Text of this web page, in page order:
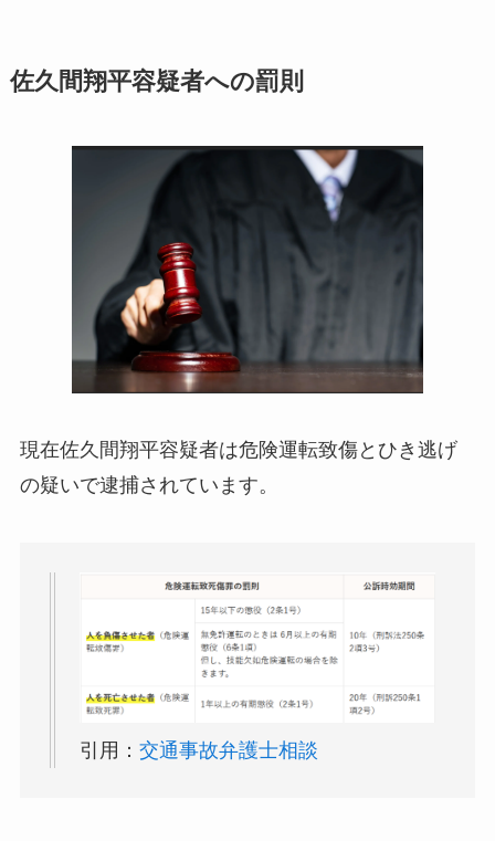
佐久間翔平容疑者への罰則
現在佐久間翔平容疑者は危険運転致傷とひき逃げ
の疑いで逮捕されています。
引用： 交通事故弁護士相談